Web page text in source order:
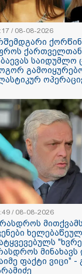
1764.80
- 57
/ 08-08-2026
ქართველთან
საიდუმლო
/ 08-08-2026
მინახავს
ფაქტი ვიცი" -